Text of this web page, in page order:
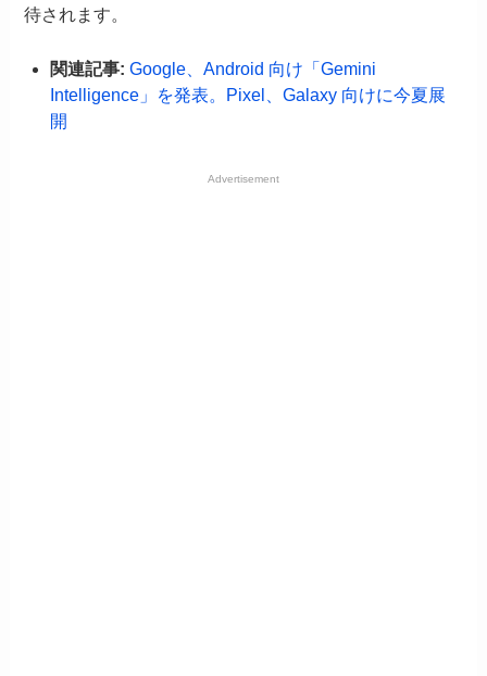
待されます。
関連記事: Google、Android 向け「Gemini
Intelligence」を発表。Pixel、Galaxy 向けに今夏展
開
Advertisement